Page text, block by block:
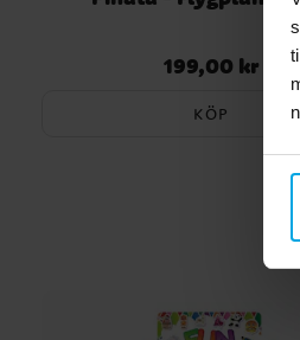
Pris:199,00 kr
199,00 kr
KÖP